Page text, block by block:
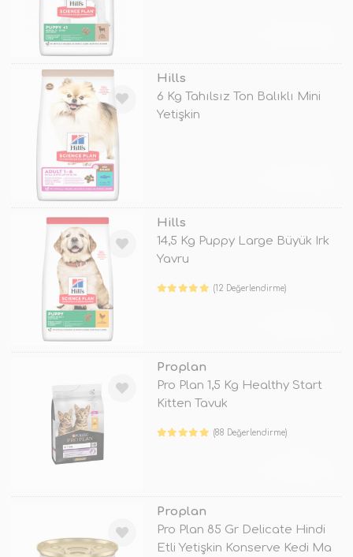
Hills
6 Kg Tahılsız Ton Balıklı Mini
Yetişkin
Hills
14,5 Kg Puppy Large Büyük Irk
Yavru
(12 Değerlendirme)
Proplan
Pro Plan 1,5 Kg Healthy Start
Kitten Tavuk
(88 Değerlendirme)
Proplan
Pro Plan 85 Gr Delicate Hindi
Etli Yetişkin Konserve Kedi Ma